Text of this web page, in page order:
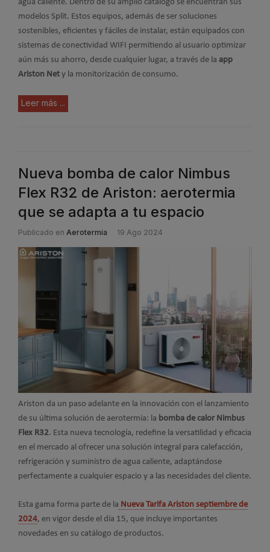
agua caliente. Dentro de su amplio catálogo se encuentran sus
modelos Split. Estos equipos, además de ser soluciones
sostenibles, eficientes y fáciles de instalar, están equipados con
sistemas de conectividad WIFI permitiendo al usuario optimizar
aún más su ahorro, desde cualquier lugar, a través de la app
Ariston Net y la monitorización de consumo.
Leer más ...
Nueva bomba de calor Nimbus
Flex R32 de Ariston: aerotermia
que se adapta a tu espacio
Publicado en Aerotermia 19 Ago 2024
Ariston da un paso adelante en la innovación con el lanzamiento
de su última solución de aerotermia: la bomba de calor Nimbus
Flex R32. Esta nueva tecnología, redefine la versatilidad y eficacia
en el mercado al ofrecer una solución integral para calefacción,
refrigeración y suministro de agua caliente, adaptándose
perfectamente a cualquier espacio y a las necesidades del cliente.
Esta gama forma parte de la Nueva Tarifa Ariston septiembre de
2024, en vigor desde el día 15, que incluye importantes
novedades en su catálogo de productos.